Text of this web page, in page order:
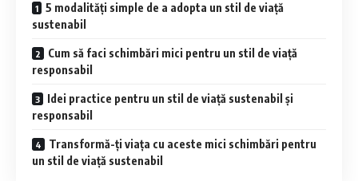
5 modalități simple de a adopta un stil de viață
sustenabil
Cum să faci schimbări mici pentru un stil de viață
responsabil
Idei practice pentru un stil de viață sustenabil și
responsabil
Transformă-ți viața cu aceste mici schimbări pentru
un stil de viață sustenabil